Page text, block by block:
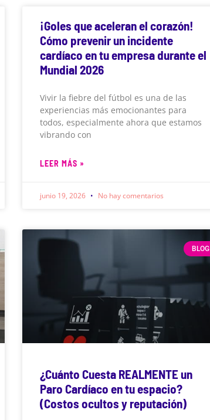
¡Goles que aceleran el corazón!
Cómo prevenir un incidente
cardíaco en tu empresa durante el
Mundial 2026
Vivir la fiebre del fútbol es una de las
experiencias más emocionantes para
todos, especialmente ahora que estamos
vibrando con
LEER MÁS »
junio 19, 2026 No hay comentarios
BLOG
¿Cuánto Cuesta REALMENTE un
Paro Cardíaco en tu espacio?
(Costos ocultos y reputación)